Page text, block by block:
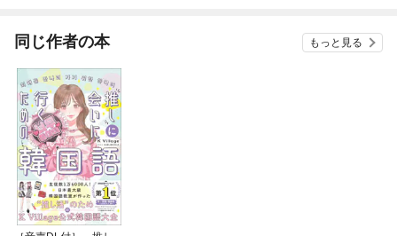
同じ作者の本 もっと見る